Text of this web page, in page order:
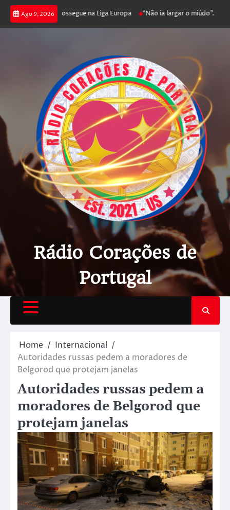
Ago 9, 2026
joga poker e prossegue na Liga Europa “Não ia largar o miúdo”.
Rádio Corações de
Portugal
Home
Internacional
Autoridades russas pedem a moradores de
Belgorod que protejam janelas
Autoridades russas pedem a
moradores de Belgorod que
protejam janelas